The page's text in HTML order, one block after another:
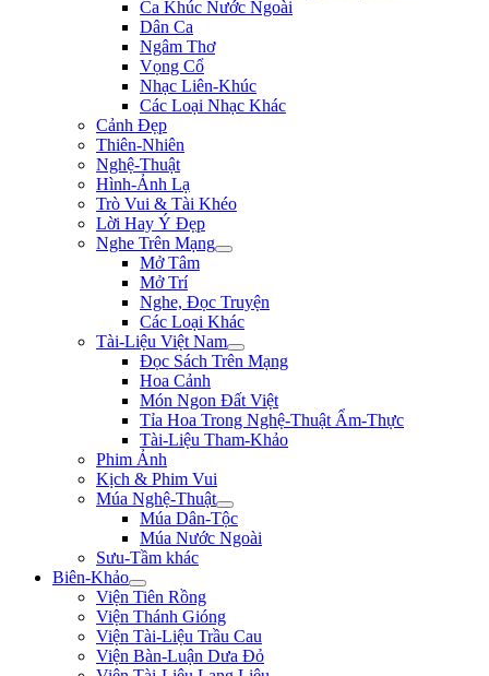
Ca Khúc Nước Ngoài
Dân Ca
Ngâm Thơ
Vọng Cổ
Nhạc Liên-Khúc
Các Loại Nhạc Khác
Cảnh Đẹp
Thiên-Nhiên
Nghệ-Thuật
Hình-Ảnh Lạ
Trò Vui & Tài Khéo
Lời Hay Ý Đẹp
Nghe Trên Mạng
Mở Tâm
Mở Trí
Nghe, Đọc Truyện
Các Loại Khác
Tài-Liệu Việt Nam
Đọc Sách Trên Mạng
Hoa Cảnh
Món Ngon Đất Việt
Tỉa Hoa Trong Nghệ-Thuật Ẩm-Thực
Tài-Liệu Tham-Khảo
Phim Ảnh
Kịch & Phim Vui
Múa Nghệ-Thuật
Múa Dân-Tộc
Múa Nước Ngoài
Sưu-Tầm khác
Biên-Khảo
Viện Tiên Rồng
Viện Thánh Gióng
Viện Tài-Liệu Trầu Cau
Viện Bàn-Luận Dưa Đỏ